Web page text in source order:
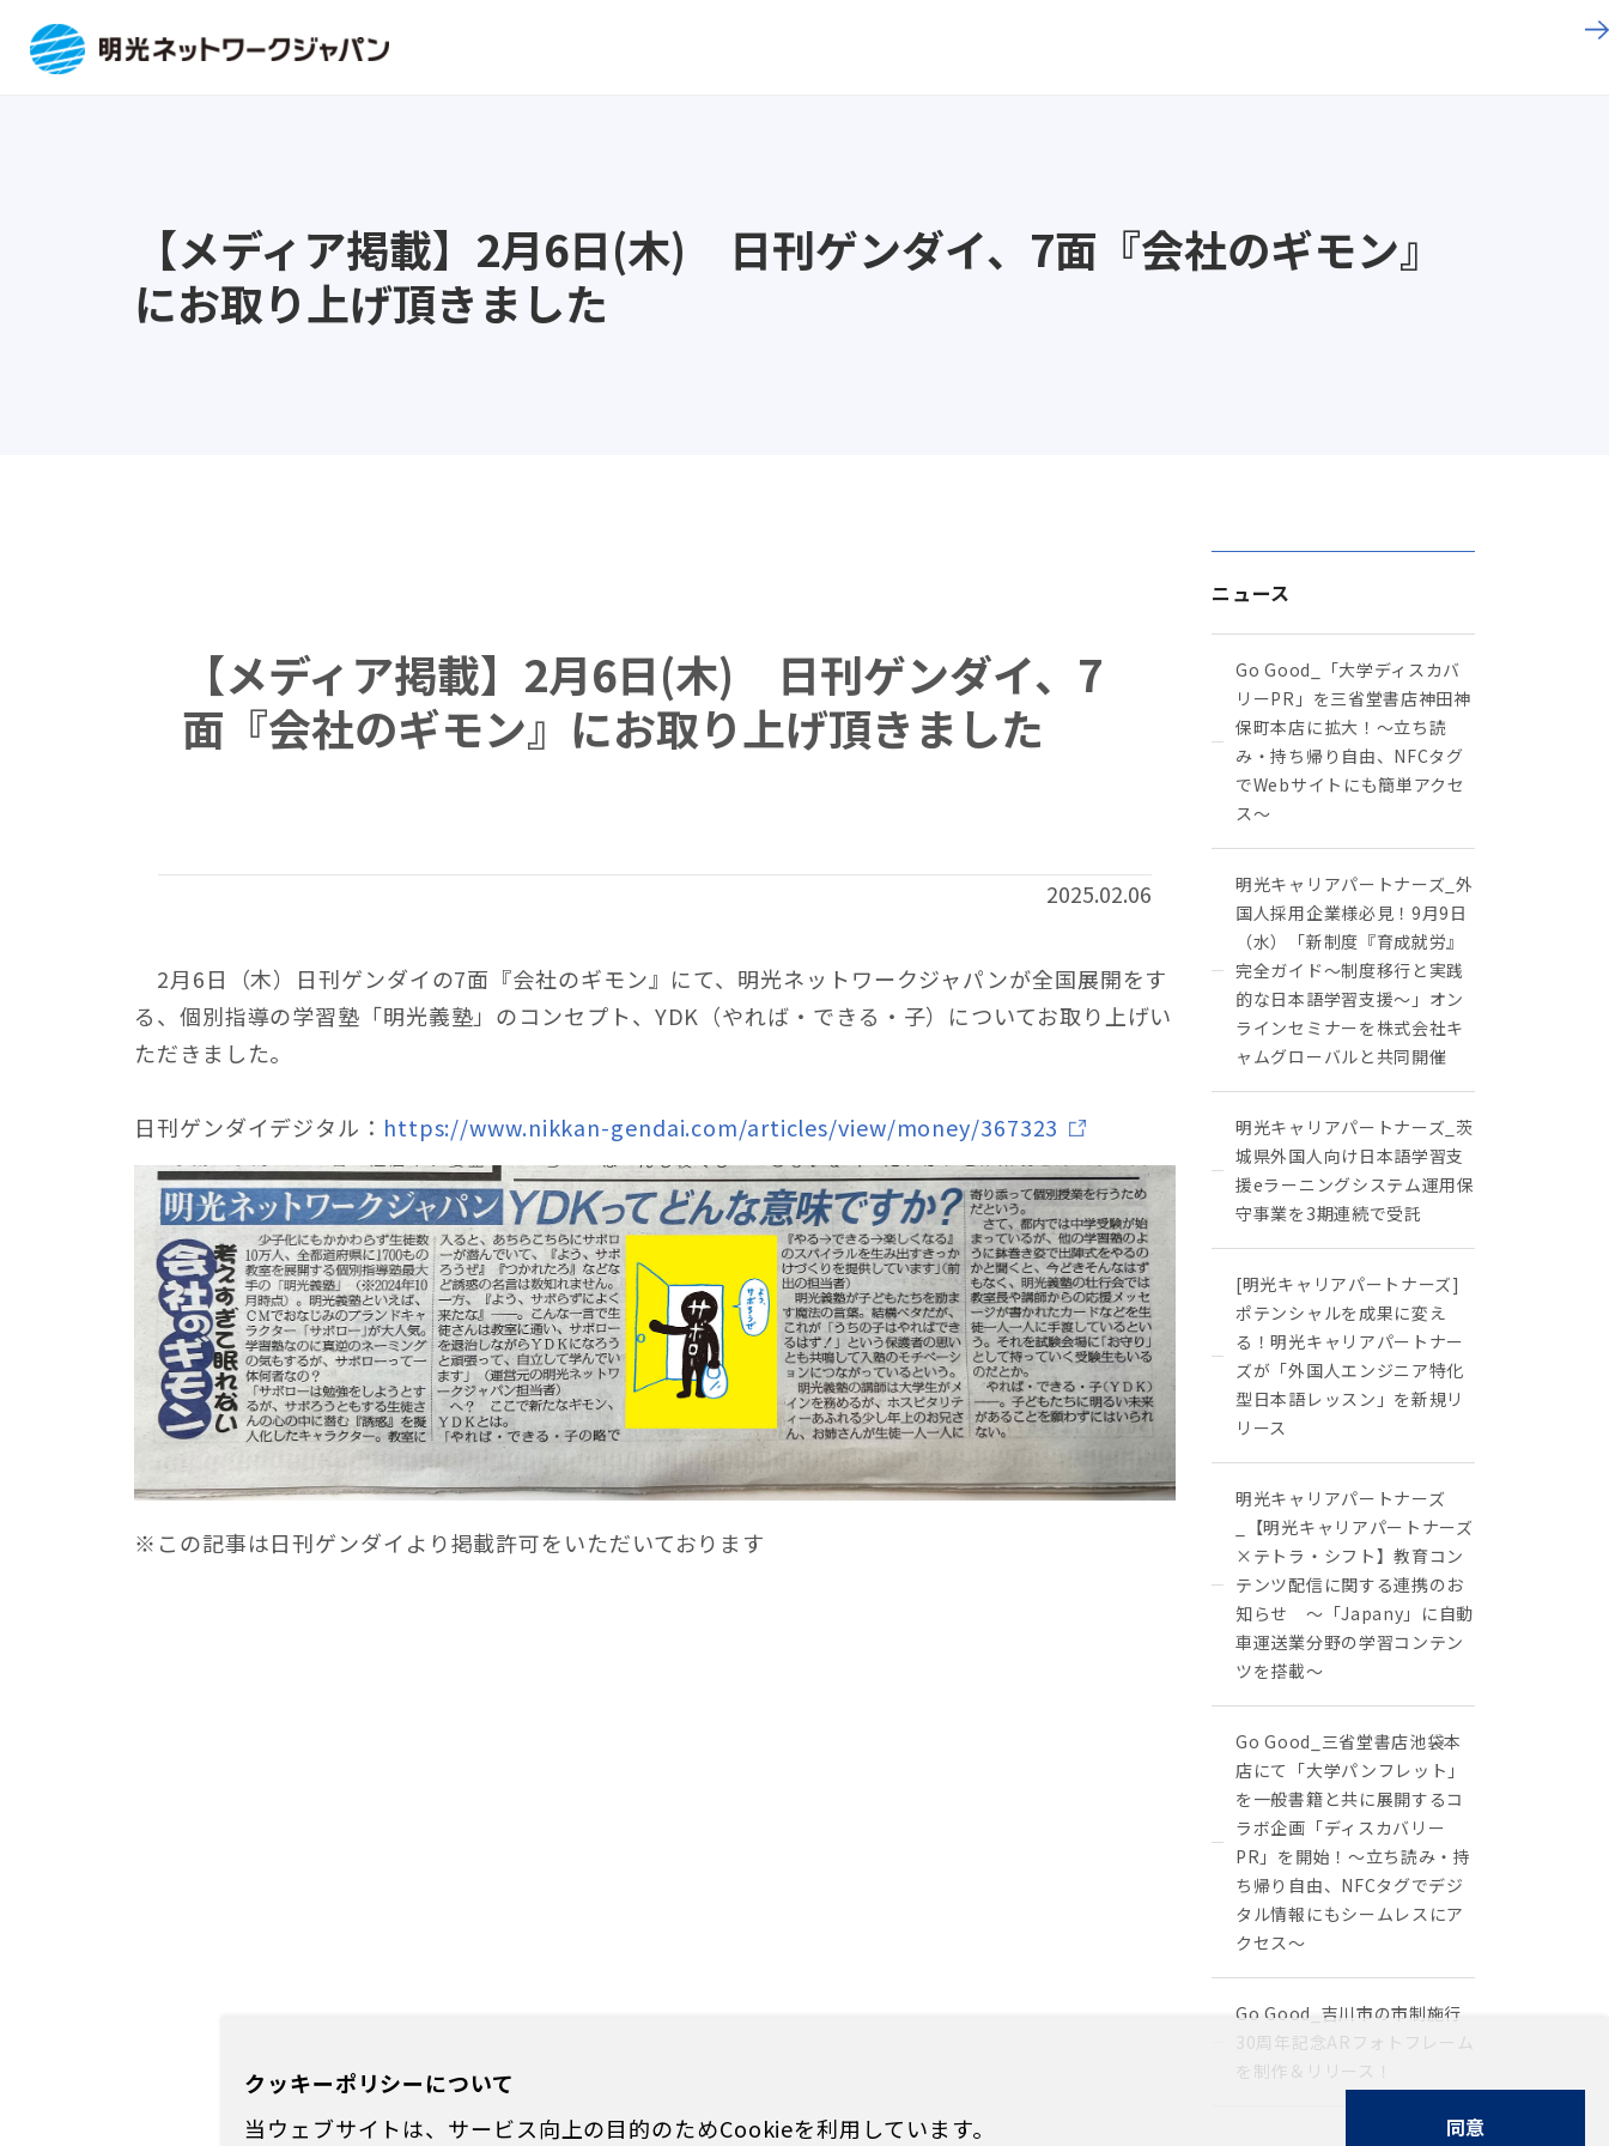
【メディア掲載】2月6日(木) 日刊ゲンダイ、7面『会社のギモン』
にお取り上げ頂きました
ニュース
Go Good_「大学ディスカバ
リーPR」を三省堂書店神田神
保町本店に拡大！〜立ち読
み・持ち帰り自由、NFCタグ
でWebサイトにも簡単アクセ
ス～
明光キャリアパートナーズ_外
国人採用企業様必見！9月9日
（水）「新制度『育成就労』
完全ガイド～制度移行と実践
的な日本語学習支援～」オン
ラインセミナーを株式会社キ
ャムグローバルと共同開催
明光キャリアパートナーズ_茨
城県外国人向け日本語学習支
援eラーニングシステム運用保
守事業を3期連続で受託
[明光キャリアパートナーズ]
ポテンシャルを成果に変え
る！明光キャリアパートナー
ズが「外国人エンジニア特化
型日本語レッスン」を新規リ
リース
明光キャリアパートナーズ
_【明光キャリアパートナーズ
×テトラ・シフト】教育コン
テンツ配信に関する連携のお
知らせ ～「Japany」に自動
車運送業分野の学習コンテン
ツを搭載～
Go Good_三省堂書店池袋本
店にて「大学パンフレット」
を一般書籍と共に展開するコ
ラボ企画「ディスカバリー
PR」を開始！〜立ち読み・持
ち帰り自由、NFCタグでデジ
タル情報にもシームレスにア
クセス〜
Go Good_吉川市の市制施行
30周年記念ARフォトフレーム
を制作＆リリース！
【メディア掲載】2月6日(木) 日刊ゲンダイ、7
面『会社のギモン』にお取り上げ頂きました
2025.02.06
2月6日（木）日刊ゲンダイの7面『会社のギモン』にて、明光ネットワークジャパンが全国展開をす
る、個別指導の学習塾「明光義塾」のコンセプト、YDK（やれば・できる・子）についてお取り上げい
ただきました。
日刊ゲンダイデジタル： https://www.nikkan-gendai.com/articles/view/money/367323
※この記事は日刊ゲンダイより掲載許可をいただいております
クッキーポリシーについて
当ウェブサイトは、サービス向上の目的のためCookieを利用しています。
同意